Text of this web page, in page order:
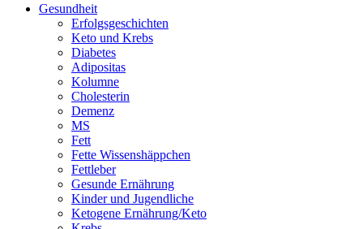
Gesundheit
Erfolgsgeschichten
Keto und Krebs
Diabetes
Adipositas
Kolumne
Cholesterin
Demenz
MS
Fett
Fette Wissenshäppchen
Fettleber
Gesunde Ernährung
Kinder und Jugendliche
Ketogene Ernährung/Keto